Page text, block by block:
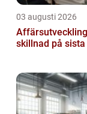
03 augusti 2026
skillnad på